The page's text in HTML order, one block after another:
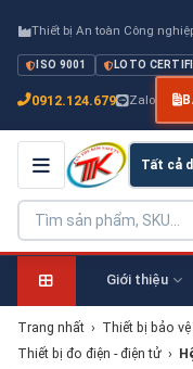
Thiết bị An toàn Công
ISO 9001 LOTO
0912.124.679 Zalo
Giới thiệu
Trang nhất › Thiết bị bảo
Thiết bị đo điện - điện tử ›